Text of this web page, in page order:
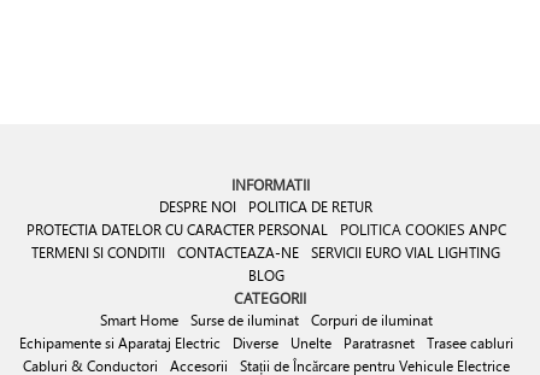
INFORMATII
DESPRE NOI
POLITICA DE RETUR
PROTECTIA DATELOR CU CARACTER PERSONAL
POLITICA COOKIES ANPC
TERMENI SI CONDITII
CONTACTEAZA-NE SERVICII EURO VIAL LIGHTING
BLOG
CATEGORII
Smart Home Surse de iluminat
Corpuri de iluminat
Echipamente si Aparataj Electric
Diverse Unelte Paratrasnet
Trasee cabluri
Cabluri & Conductori
Accesorii Stații de Încărcare pentru Vehicule Electrice